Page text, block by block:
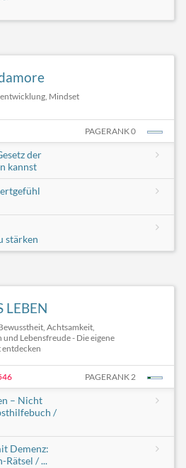
Mindset
PAGERANK 0
der
kannst
stärken
LEBEN
Achtsamkeit,
Lebensfreude - Die eigene
PAGERANK 2
– Nicht
/
Demenz:
Rätsel / ...